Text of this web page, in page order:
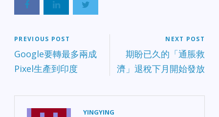
PREVIOUS POST
Google要轉最多兩成
Pixel生產到印度
NEXT POST
期盼已久的「通脹救
濟」退稅下月開始發放
YINGYING